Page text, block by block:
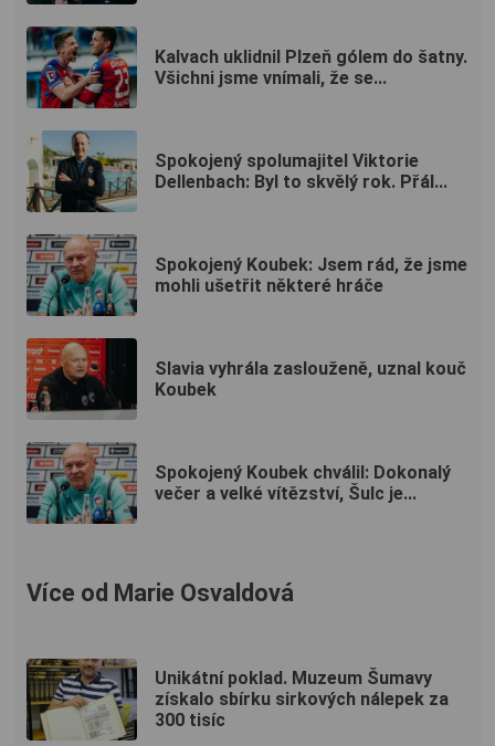
Kalvach uklidnil Plzeň gólem do šatny.
Všichni jsme vnímali, že se...
Spokojený spolumajitel Viktorie
Dellenbach: Byl to skvělý rok. Přál...
Spokojený Koubek: Jsem rád, že jsme
mohli ušetřit některé hráče
Slavia vyhrála zaslouženě, uznal kouč
Koubek
Spokojený Koubek chválil: Dokonalý
večer a velké vítězství, Šulc je...
Více od Marie Osvaldová
Unikátní poklad. Muzeum Šumavy
získalo sbírku sirkových nálepek za
300 tisíc